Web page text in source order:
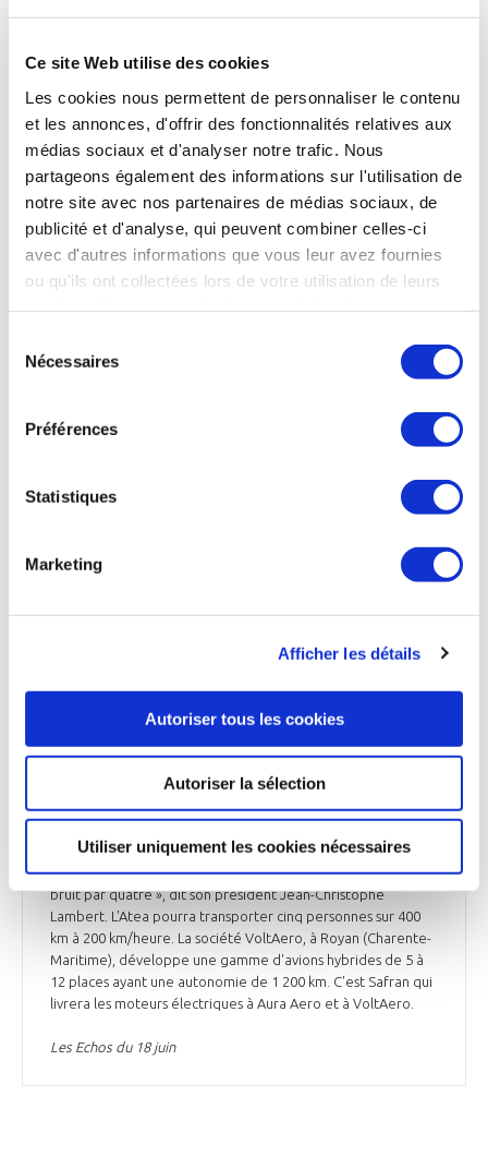
Ce site Web utilise des cookies
Les cookies nous permettent de personnaliser le contenu
et les annonces, d'offrir des fonctionnalités relatives aux
médias sociaux et d'analyser notre trafic. Nous
partageons également des informations sur l'utilisation de
notre site avec nos partenaires de médias sociaux, de
publicité et d'analyse, qui peuvent combiner celles-ci
avec d'autres informations que vous leur avez fournies
ou qu'ils ont collectées lors de votre utilisation de leurs
Nécessaires
Préférences
Statistiques
Marketing
Afficher les détails
Autoriser tous les cookies
Autoriser la sélection
Utiliser uniquement les cookies nécessaires
ENVIRONNEMENT
L'aviation légère attire les nouveaux
constructeurs d'avions « verts »
De nouveaux constructeurs d'aéronefs électriques ou
places. La région Occitanie et le pôle de compétitivité
Aerospace Valley ont lancé l'an dernier un appel à
manifestations d'intérêt (AMI) pour développer des
phase d'industrialisation plus simple et une réglementation
plus facile pour l'innovation », explique Bruno Darboux,
On prévoit des solutions technologiques pour les appareils
légers qui pourront être transposées aux avions régionaux
démonstrateurs d'avion vert qui mobilisent 11,5 M€ de
trentaine de projets collaboratifs qui mobiliseront une
d'un turbogénérateur au fuel qui produira l'électricité pour
sur les vols de moins de 400 km, et de 80% entre 400 et 800
l'Atea, entre l'avion et l'hélicoptère. Cet appareil à
motorisation hybride aura huit soufflantes carénées dans ses
quatre ailes pour décoller à la verticale, et deux moteurs à
réduire la consommation jusqu'à 80% par rapport à celle
d'un hélicoptère, grâce à la portance des ailes, et diviser le
bruit par quatre », dit son président Jean-Christophe
Lambert. L'Atea pourra transporter cinq personnes sur 400
km à 200 km/heure. La société VoltAero, à Royan (Charente-
Maritime), développe une gamme d'avions hybrides de 5 à
12 places ayant une autonomie de 1 200 km. C'est Safran qui
livrera les moteurs électriques à Aura Aero et à VoltAero.
Les Echos du 18 juin